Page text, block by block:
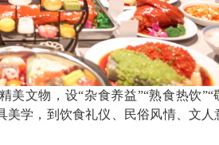
文物，设“杂食养益”“熟食热饮”“
学，到饮食礼仪、民俗风情、文人